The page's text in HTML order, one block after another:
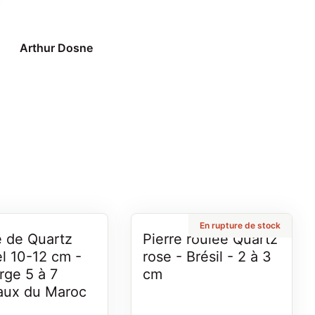
Arthur Dosne
de Quartz
10-12 cm -
5 à 7
du Maroc
En rupture de stock
Pierre roulée Quartz
rose - Brésil - 2 à 3
cm